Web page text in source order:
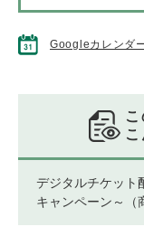
Googleカレンダ
デジタルチケット
キャンペーン～（